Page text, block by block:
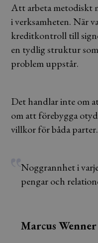
Att arbeta metodiskt
i verksamheten.När
kreditkontroll till
en tydlig struktur
problem uppstår.
Det handlar inte om
om att förebygga
villkor för båda parter.
Noggrannhet i
pengar och
Marcus Wenner